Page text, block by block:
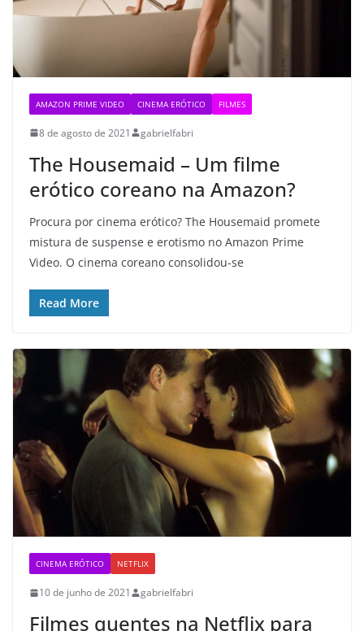
AMAZON PRIME VIDEO CINEMA ERÓTICO FILMES
8 de agosto de 2021 gabrielfabri
The Housemaid – Um filme
erótico coreano na Amazon?
Procura por cinema erótico? The Housemaid promete
mistura de suspense e erotismo no Amazon Prime
Video. O cinema coreano consolidou-se
Read More
CINEMA ERÓTICO NETFLIX
10 de junho de 2021 gabrielfabri
Filmes quentes na Netflix para